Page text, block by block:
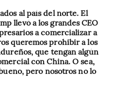
al país del norte. El
llevó a los grandes CEO
a comercializar a
queremos prohibir a los
que tengan algún
con China. O sea,
pero nosotros no lo